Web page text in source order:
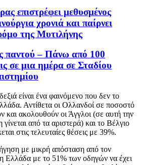
επιστρέφει μεθυσμένος
χρονιά και παίρνει
της Μυτιλήνης
παντού – Πάνω από 100
σε μια ημέρα σε Σταδίου
είναι ένα φαινόμενο που δεν το
Αντίθετα οι Ολλανδοί σε ποσοστό
και ακολουθούν οι Άγγλοι (σε αυτή την
από τα αριστερά) και το Βέλγιο
στις τελευταίες θέσεις με 39%.
με μικρή απόσταση από τον
Ελλάδα με το 51% των οδηγών να έχει